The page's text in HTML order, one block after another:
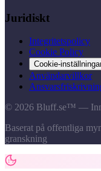
Juridiskt
Integritetspolicy
Cookie Policy
Cookie-
Användarvillkor
© 2026 Bluff.se™ —
Baserat på offentliga
granskning